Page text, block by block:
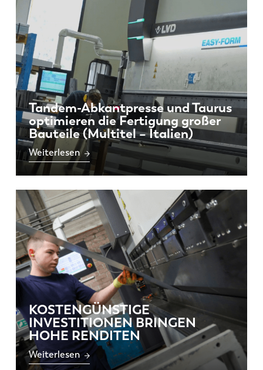
Tandem-Abkantpresse und Taurus
optimieren die Fertigung großer
Bauteile (Multitel – Italien)
Weiterlesen
KOSTENGÜNSTIGE
INVESTITIONEN BRINGEN
HOHE RENDITEN
Weiterlesen